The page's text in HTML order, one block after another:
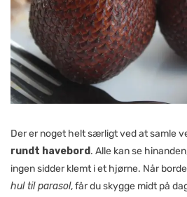
Der er noget helt særligt ved at samle
rundt havebord. Alle kan se
ingen sidder klemt i et hjørne. Når
hul til parasol, får du skygge midt på